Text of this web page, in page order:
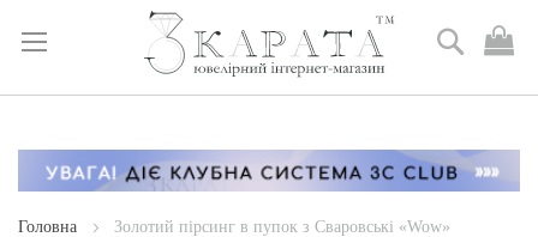
Skip
Content
Пошук
Головна Золотий пірсинг в пупок з Сваровські «Wow»